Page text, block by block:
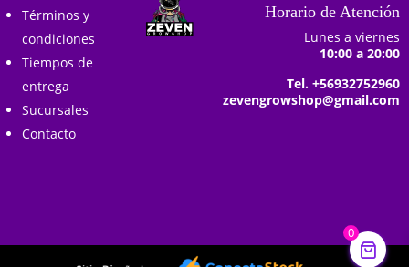
Términos y
condiciones
Tiempos de
entrega
Sucursales
Contacto
Horario de Atención
Lunes a viernes
10:00 a 20:00
Tel. +56932752960
zevengrowshop@gmail.com
0